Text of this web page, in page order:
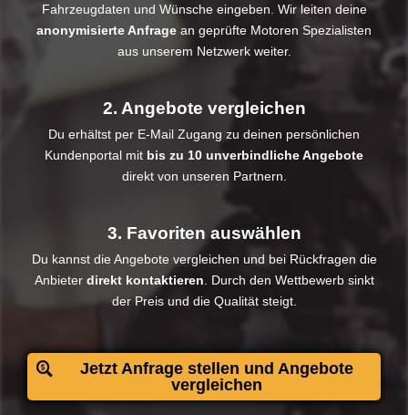
Fahrzeugdaten und Wünsche eingeben. Wir leiten deine
anonymisierte Anfrage an geprüfte Motoren Spezialisten
aus unserem Netzwerk weiter.
2. Angebote vergleichen
Du erhältst per E-Mail Zugang zu deinen persönlichen
Kundenportal mit bis zu 10 unverbindliche Angebote
direkt von unseren Partnern.
3. Favoriten auswählen
Du kannst die Angebote vergleichen und bei Rückfragen die
Anbieter direkt kontaktieren . Durch den Wettbewerb sinkt
der Preis und die Qualität steigt.​
Jetzt Anfrage stellen und Angebote
vergleichen